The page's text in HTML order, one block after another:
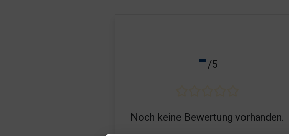
-/5
Noch keine Bewertung vorhanden.